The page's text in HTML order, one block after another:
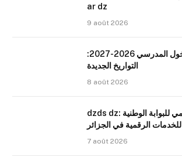
ar dz
9 août 2026
تعديل رزنامة الدخول المدرسي 2026-2027:
التواريخ الجديدة
8 août 2026
dzds dz: الرابط الرسمي للبوابة الوطنية
للخدمات الرقمية في الجزائر
7 août 2026